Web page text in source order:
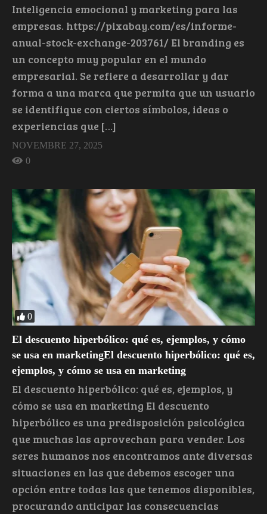
Inteligencia emocional y marketing para las
empresas. https://pixabay.com/es/informe-
anual-stock-exchange-203761/ El branding es
un concepto muy popular en el mundo
empresarial. Se refiere a desarrollar y dar
forma a una marca que permita que un usuario
se identifique con ciertos símbolos, ideas o
experiencias que […]
NOVEMBRE 27, 2025
0
0
El descuento hiperbólico: qué es, ejemplos, y cómo
se usa en marketingEl descuento hiperbólico: qué es,
ejemplos, y cómo se usa en marketing
El descuento hiperbólico: qué es, ejemplos, y
cómo se usa en marketing El descuento
hiperbólico es una predisposición psicológica
que muchas las aprovechan para vender. Los
seres humanos nos encontramos ante diversas
situaciones en las que debemos escoger una
opción entre todas las que tenemos disponibles,
procurando anticipar las consecuencias